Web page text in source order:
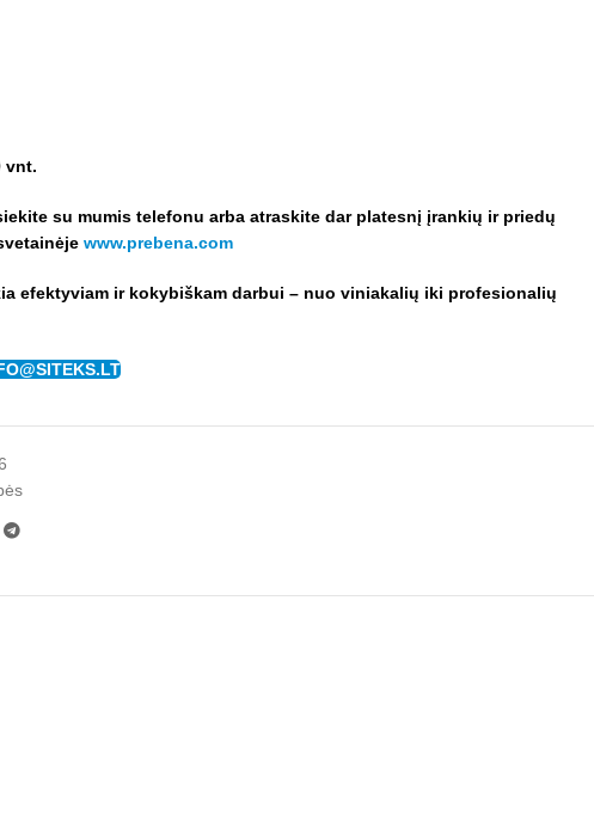
vnt.
su mumis telefonu arba atraskite dar platesnį įrankių ir priedų
www.prebena.com
efektyviam ir kokybiškam darbui – nuo viniakalių iki profesionalių